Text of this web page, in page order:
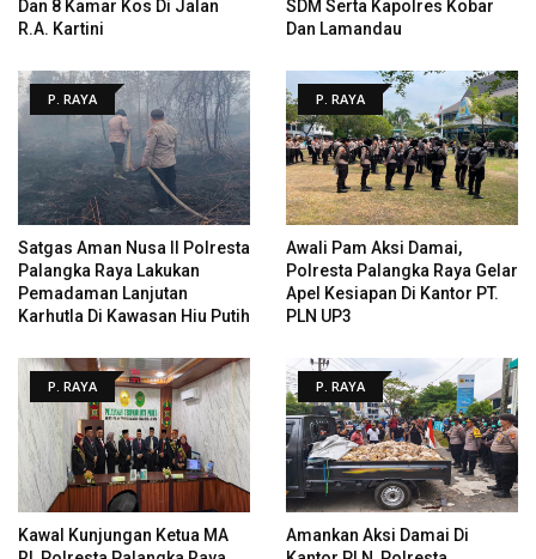
Dan 8 Kamar Kos Di Jalan
R.A. Kartini
SDM Serta Kapolres Kobar
Dan Lamandau
P. RAYA
Satgas Aman Nusa II Polresta
Palangka Raya Lakukan
Pemadaman Lanjutan
Karhutla Di Kawasan Hiu Putih
P. RAYA
Awali Pam Aksi Damai,
Polresta Palangka Raya Gelar
Apel Kesiapan Di Kantor PT.
PLN UP3
P. RAYA
Kawal Kunjungan Ketua MA
P. RAYA
Amankan Aksi Damai Di